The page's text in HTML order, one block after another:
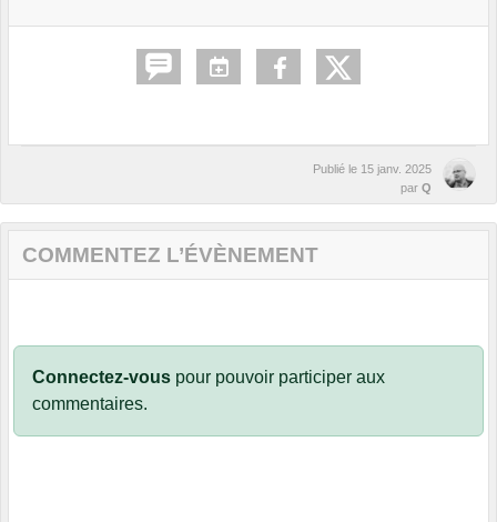
Publié le 15 janv. 2025
par Q
COMMENTEZ L’ÉVÈNEMENT
Connectez-vous pour pouvoir participer aux
commentaires.